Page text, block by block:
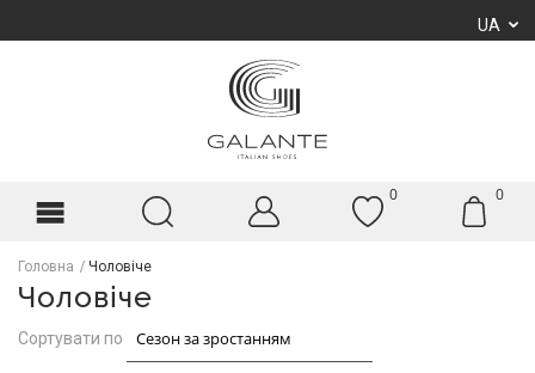
UA
0 0
Головна Чоловіче
Чоловіче
Сортувати по